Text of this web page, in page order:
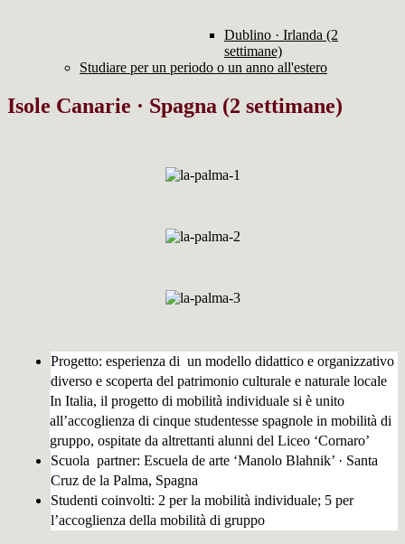
Dublino · Irlanda (2
settimane)
Studiare per un periodo o un anno all'estero
Isole Canarie · Spagna (2 settimane)
Progetto: esperienza di un modello didattico e organizzativo
diverso e scoperta del patrimonio culturale e naturale locale
In Italia, il progetto di mobilità individuale si è unito
all’accoglienza di cinque studentesse spagnole in mobilità di
gruppo, ospitate da altrettanti alunni del Liceo ‘Cornaro’
Scuola partner: Escuela de arte ‘Manolo Blahnik’ · Santa
Cruz de la Palma, Spagna
Studenti coinvolti: 2 per la mobilità individuale; 5 per
l’accoglienza della mobilità di gruppo